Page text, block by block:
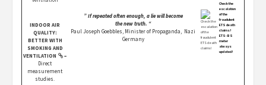
INDOOR AIR
QUALITY:
BETTER WITH
SMOKING AND
VENTILATION
–
Direct
measurement
studies.
” If repeated often enough, a lie will become
the new truth. “
Paul Joseph Goebbles, Minister of Propaganda, Nazi
Germany
Check the
escalation
of the
fraudulent
ETS death
claims!
ETS-BS
meter
always
updated!